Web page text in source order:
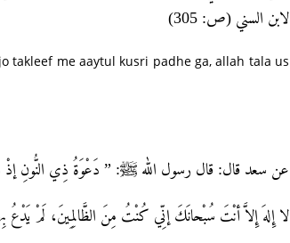
لابن السني (ص: 305)
takleef me aaytul kusri padhe ga, allah tala us
عن سعد قال: قال رسول الله ﷺ: ” دَعْوَةُ ذِي النُّونِ إذْ
لا إِلهَ إِلاَّ أنْتَ سُبْحانَكَ إنِّي كُنْتُ مِنَ الظَّالِمِينَ، لَمْ يَدْعُ